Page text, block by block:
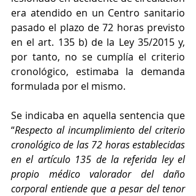
era atendido en un Centro sanitario
pasado el plazo de 72 horas previsto
en el art. 135 b) de la Ley 35/2015 y,
por tanto, no se cumplía el criterio
cronológico, estimaba la demanda
formulada por el mismo.
Se indicaba en aquella sentencia que
“Respecto al incumplimiento del criterio
cronológico de las 72 horas establecidas
en el artículo 135 de la referida ley el
propio médico valorador del daño
corporal entiende que a pesar del tenor